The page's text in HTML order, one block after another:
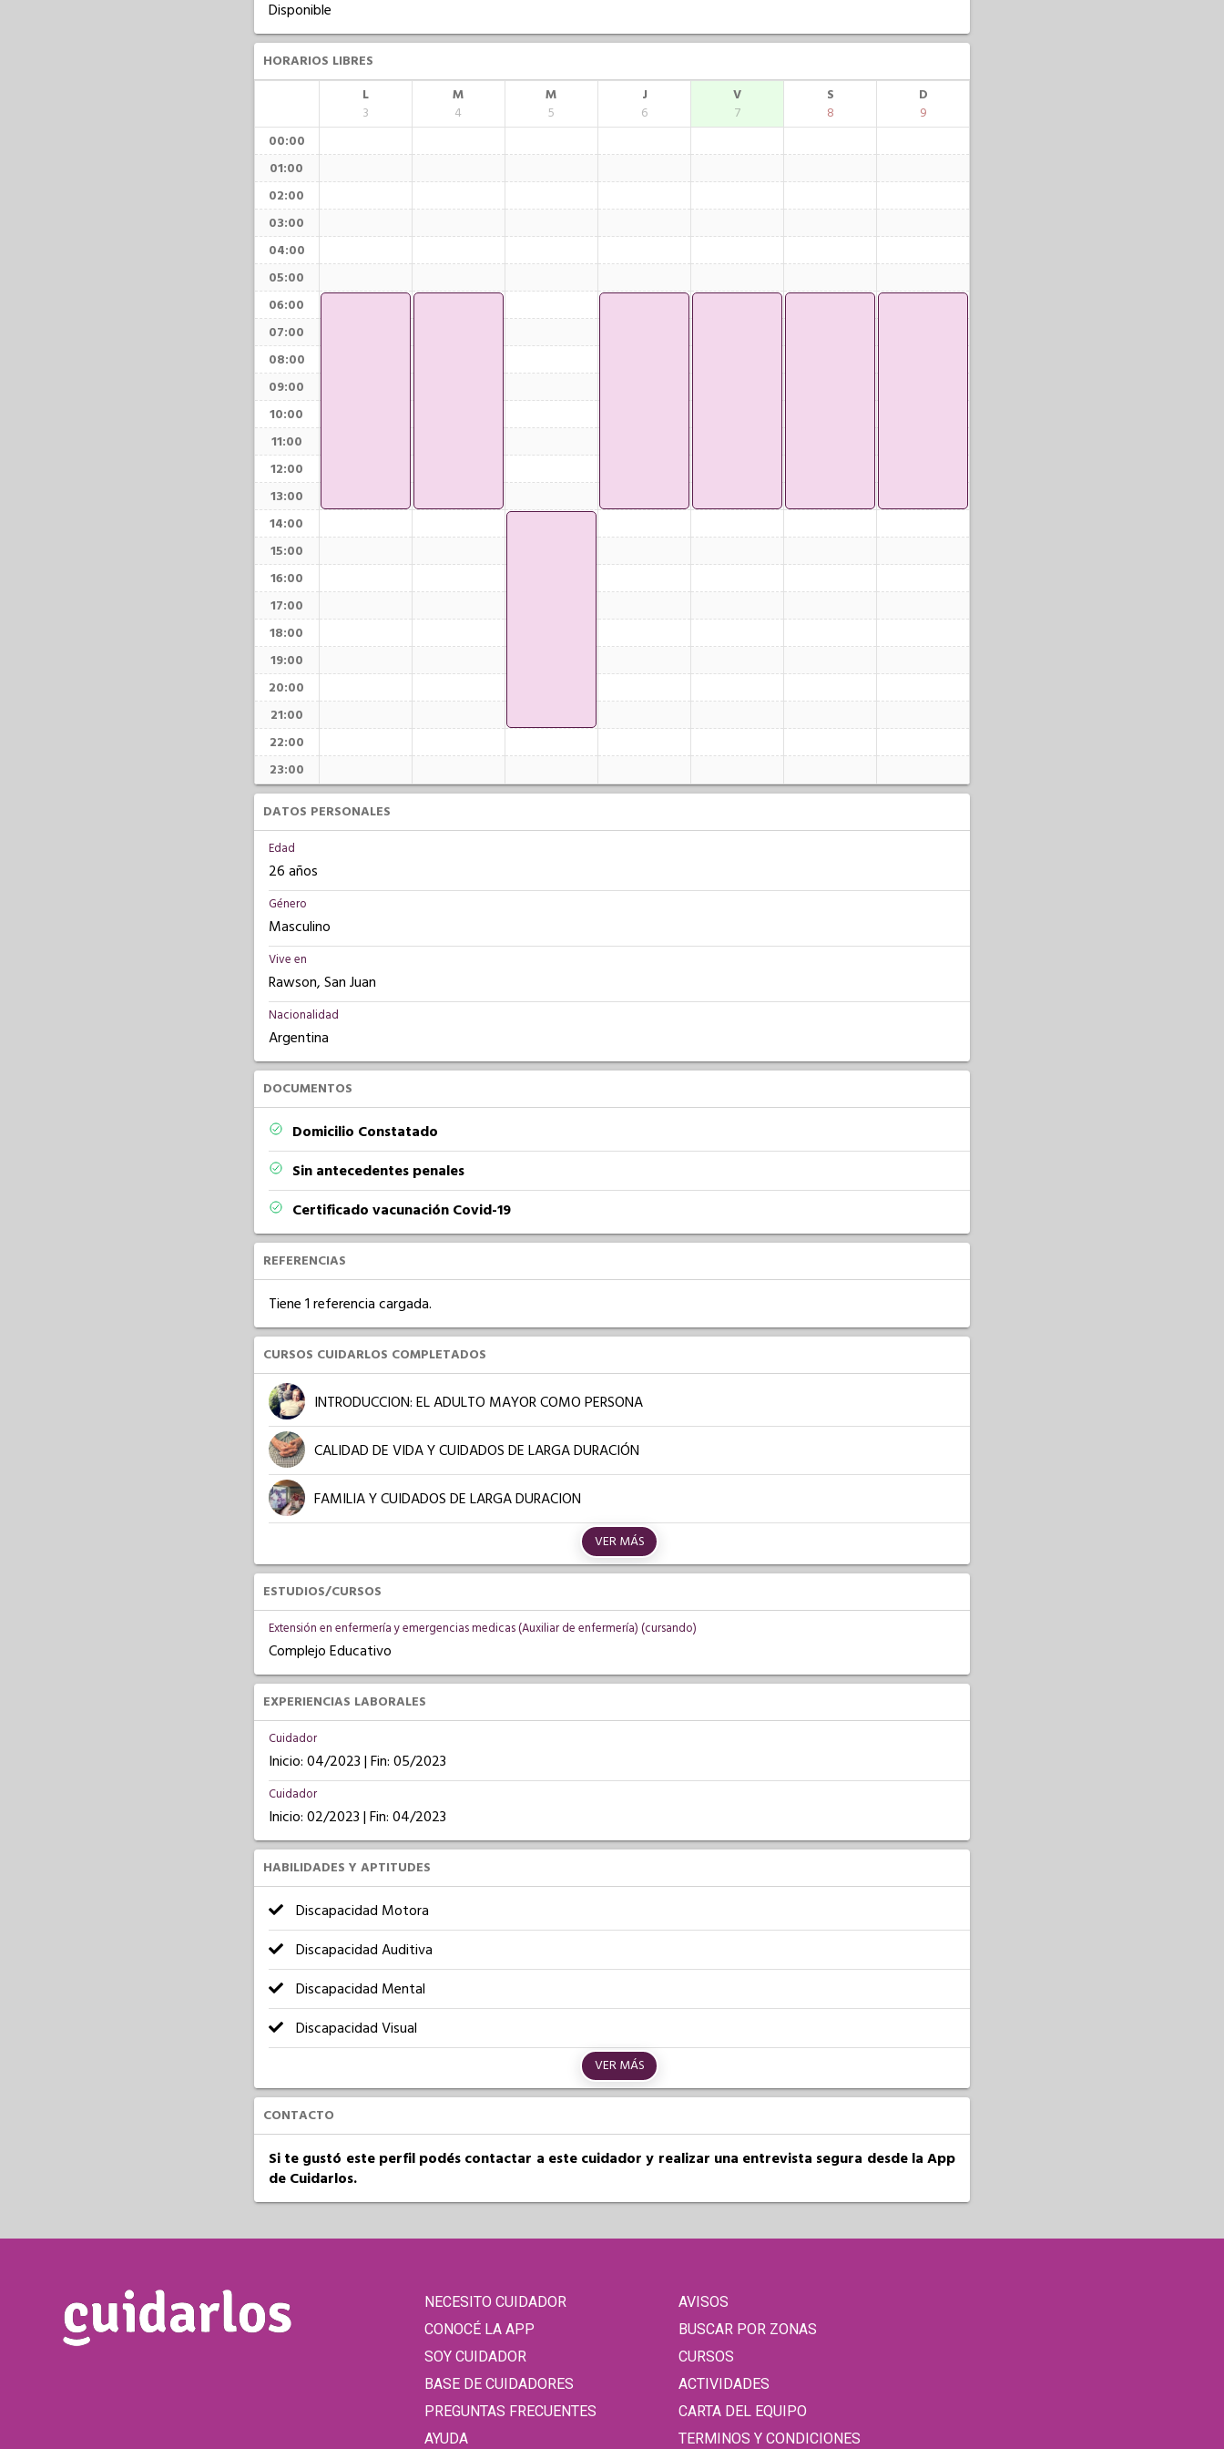
Disponible
HORARIOS LIBRES
L
3
M
4
M
5
J
6
V
7
S
8
D
9
00:00
01:00
02:00
03:00
04:00
05:00
06:00
07:00
08:00
09:00
10:00
11:00
12:00
13:00
14:00
15:00
16:00
17:00
18:00
19:00
20:00
21:00
22:00
23:00
DATOS PERSONALES
Edad
26 años
Género
Masculino
Vive en
Rawson, San Juan
Nacionalidad
Argentina
DOCUMENTOS
Domicilio Constatado
Sin antecedentes penales
Certificado vacunación Covid-19
REFERENCIAS
Tiene 1 referencia cargada.
CURSOS CUIDARLOS COMPLETADOS
INTRODUCCION: EL ADULTO MAYOR COMO PERSONA
CALIDAD DE VIDA Y CUIDADOS DE LARGA DURACIÓN
FAMILIA Y CUIDADOS DE LARGA DURACION
VER MÁS
ESTUDIOS/CURSOS
Extensión en enfermería y emergencias medicas (Auxiliar de enfermería) (cursando)
Complejo Educativo
EXPERIENCIAS LABORALES
Cuidador
Inicio: 04/2023 | Fin: 05/2023
Cuidador
Inicio: 02/2023 | Fin: 04/2023
HABILIDADES Y APTITUDES
Discapacidad Motora
Discapacidad Auditiva
Discapacidad Mental
Discapacidad Visual
VER MÁS
CONTACTO
Si te gustó este perfil podés contactar a este cuidador y realizar una entrevista segura desde la App
de Cuidarlos.
NECESITO CUIDADOR
CONOCÉ LA APP
SOY CUIDADOR
BASE DE CUIDADORES
PREGUNTAS FRECUENTES
AYUDA
AVISOS
BUSCAR POR ZONAS
CURSOS
ACTIVIDADES
CARTA DEL EQUIPO
TERMINOS Y CONDICIONES